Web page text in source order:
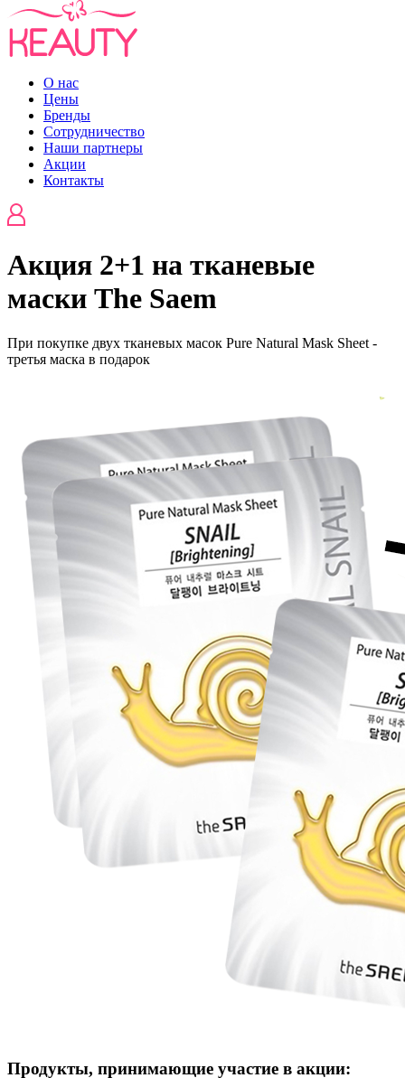
О нас
Цены
Бренды
Сотрудничество
Наши партнеры
Акции
Контакты
Акция 2+1 на тканевые
маски The Saem
При покупке двух тканевых масок Pure Natural Mask Sheet -
третья маска в подарок
Продукты, принимающие участие в акции: